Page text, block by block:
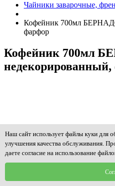
Чайники заварочные,
Кофейник 700мл
фарфор
Кофейник 700мл
Наш сайт использует файлы куки для
улучшения качества обслуживания.
даете согласие на использование